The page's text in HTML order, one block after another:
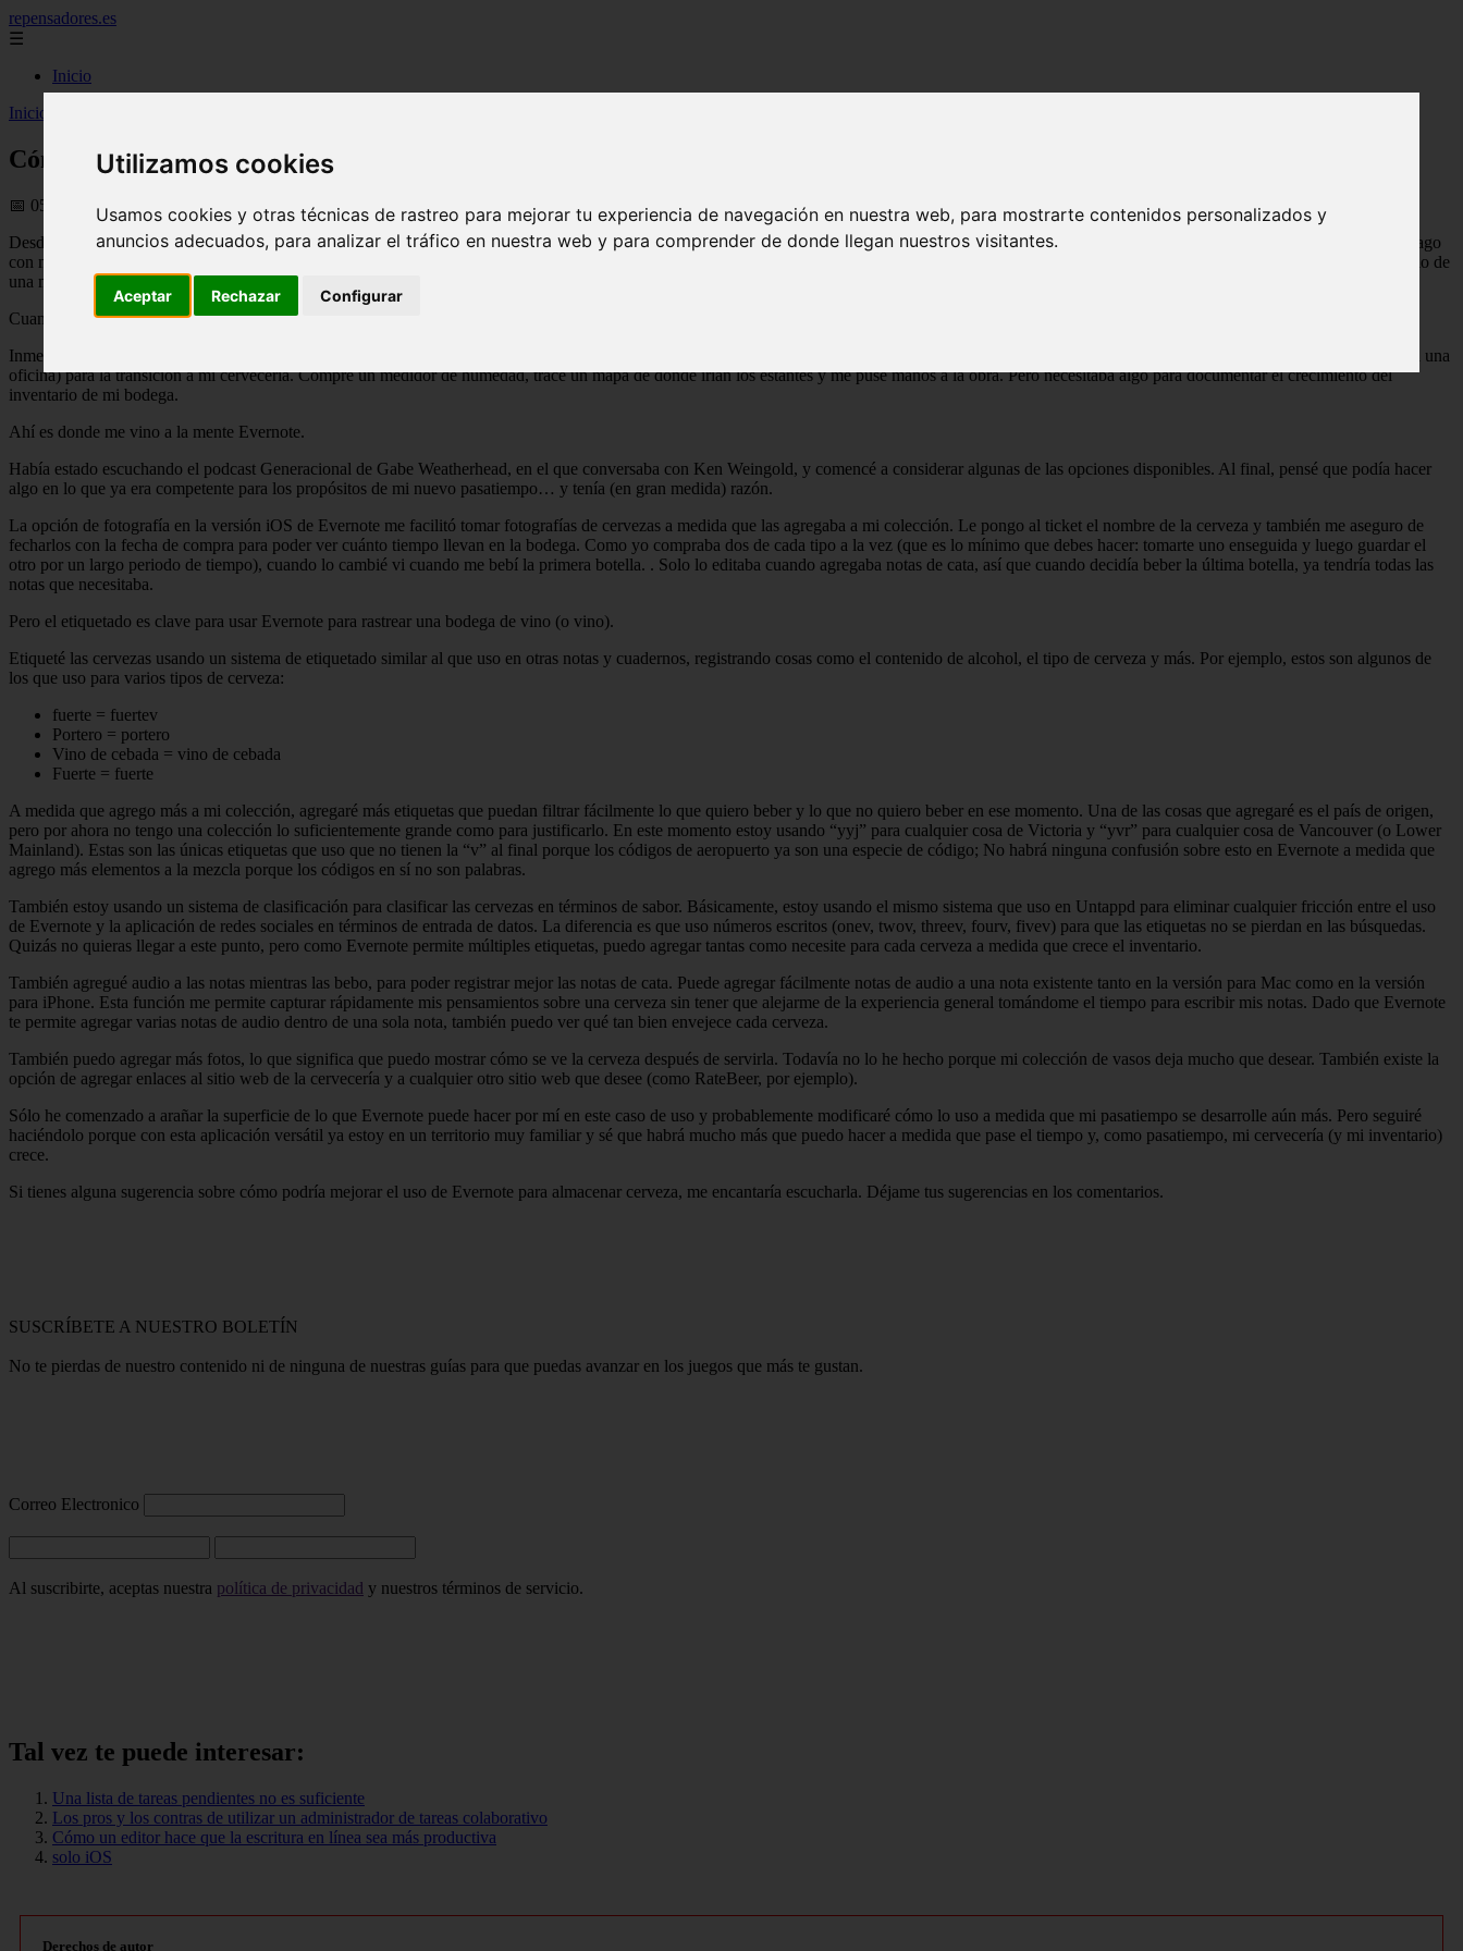
Utilizamos cookies
Usamos cookies y otras técnicas de rastreo para mejorar tu experiencia de navegación en nuestra web, para mostrarte contenidos personalizados y
anuncios adecuados, para analizar el tráfico en nuestra web y para comprender de donde llegan nuestros visitantes.
Aceptar Rechazar Configurar
repensadores.es
☰
Inicio
Inicio
Cómo uso Evernote para la cervecería
📅 05/09/2025
Desde que escribir se convirtió en mi carrera, me he esforzado por evitar que se convierta en mi principal pasatiempo. Claro, todavía escribo por diversión, lo que lo convierte en la segunda mejor cosa que hago
con mi tiempo (después de pasar tiempo con mi familia, por supuesto), pero la idea de ampliar mis horizontes más allá de escribir por trabajo y diversión era algo que se me ocurrió. quería explorar. – y hacerlo de
una manera que sea eficiente y efectiva. Después de todo, soy un productivista.
Cuando terminé de explorar, se me ocurrieron dos hobbies que me interesaban: el enlatado de cerveza y la genealogía. Pero cuando los dos se enfrentaron, ganó la cerveza en el sótano.
Inmediatamente comencé a investigar seriamente (aquí hay un excelente lugar para comenzar, cortesía de la revista Imbibe) y preparé mi antigua oficina en el sótano (que de todos modos nunca fue ideal para una
oficina) para la transición a mi cervecería. Compré un medidor de humedad, tracé un mapa de dónde irían los estantes y me puse manos a la obra. Pero necesitaba algo para documentar el crecimiento del
inventario de mi bodega.
Ahí es donde me vino a la mente Evernote.
Había estado escuchando el podcast Generacional de Gabe Weatherhead, en el que conversaba con Ken Weingold, y comencé a considerar algunas de las opciones disponibles. Al final, pensé que podía hacer
algo en lo que ya era competente para los propósitos de mi nuevo pasatiempo… y tenía (en gran medida) razón.
La opción de fotografía en la versión iOS de Evernote me facilitó tomar fotografías de cervezas a medida que las agregaba a mi colección. Le pongo al ticket el nombre de la cerveza y también me aseguro de
fecharlos con la fecha de compra para poder ver cuánto tiempo llevan en la bodega. Como yo compraba dos de cada tipo a la vez (que es lo mínimo que debes hacer: tomarte uno enseguida y luego guardar el
otro por un largo periodo de tiempo), cuando lo cambié vi cuando me bebí la primera botella. . Solo lo editaba cuando agregaba notas de cata, así que cuando decidía beber la última botella, ya tendría todas las
notas que necesitaba.
Pero el etiquetado es clave para usar Evernote para rastrear una bodega de vino (o vino).
Etiqueté las cervezas usando un sistema de etiquetado similar al que uso en otras notas y cuadernos, registrando cosas como el contenido de alcohol, el tipo de cerveza y más. Por ejemplo, estos son algunos de
los que uso para varios tipos de cerveza:
fuerte = fuertev
Portero = portero
Vino de cebada = vino de cebada
Fuerte = fuerte
A medida que agrego más a mi colección, agregaré más etiquetas que puedan filtrar fácilmente lo que quiero beber y lo que no quiero beber en ese momento. Una de las cosas que agregaré es el país de origen,
pero por ahora no tengo una colección lo suficientemente grande como para justificarlo. En este momento estoy usando “yyj” para cualquier cosa de Victoria y “yvr” para cualquier cosa de Vancouver (o Lower
Mainland). Estas son las únicas etiquetas que uso que no tienen la “v” al final porque los códigos de aeropuerto ya son una especie de código; No habrá ninguna confusión sobre esto en Evernote a medida que
agrego más elementos a la mezcla porque los códigos en sí no son palabras.
También estoy usando un sistema de clasificación para clasificar las cervezas en términos de sabor. Básicamente, estoy usando el mismo sistema que uso en Untappd para eliminar cualquier fricción entre el uso
de Evernote y la aplicación de redes sociales en términos de entrada de datos. La diferencia es que uso números escritos (onev, twov, threev, fourv, fivev) para que las etiquetas no se pierdan en las búsquedas.
Quizás no quieras llegar a este punto, pero como Evernote permite múltiples etiquetas, puedo agregar tantas como necesite para cada cerveza a medida que crece el inventario.
También agregué audio a las notas mientras las bebo, para poder registrar mejor las notas de cata. Puede agregar fácilmente notas de audio a una nota existente tanto en la versión para Mac como en la versión
para iPhone. Esta función me permite capturar rápidamente mis pensamientos sobre una cerveza sin tener que alejarme de la experiencia general tomándome el tiempo para escribir mis notas. Dado que Evernote
te permite agregar varias notas de audio dentro de una sola nota, también puedo ver qué tan bien envejece cada cerveza.
También puedo agregar más fotos, lo que significa que puedo mostrar cómo se ve la cerveza después de servirla. Todavía no lo he hecho porque mi colección de vasos deja mucho que desear. También existe la
opción de agregar enlaces al sitio web de la cervecería y a cualquier otro sitio web que desee (como RateBeer, por ejemplo).
Sólo he comenzado a arañar la superficie de lo que Evernote puede hacer por mí en este caso de uso y probablemente modificaré cómo lo uso a medida que mi pasatiempo se desarrolle aún más. Pero seguiré
haciéndolo porque con esta aplicación versátil ya estoy en un territorio muy familiar y sé que habrá mucho más que puedo hacer a medida que pase el tiempo y, como pasatiempo, mi cervecería (y mi inventario)
crece.
Si tienes alguna sugerencia sobre cómo podría mejorar el uso de Evernote para almacenar cerveza, me encantaría escucharla. Déjame tus sugerencias en los comentarios.
SUSCRÍBETE A NUESTRO BOLETÍN
No te pierdas de nuestro contenido ni de ninguna de nuestras guías para que puedas avanzar en los juegos que más te gustan.
Correo Electronico
Al suscribirte, aceptas nuestra política de privacidad y nuestros términos de servicio.
Tal vez te puede interesar:
Una lista de tareas pendientes no es suficiente
Los pros y los contras de utilizar un administrador de tareas colaborativo
Cómo un editor hace que la escritura en línea sea más productiva
solo iOS
Derechos de autor